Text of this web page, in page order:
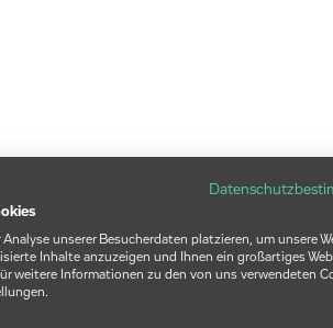
unserer Besucherdaten platzieren, um unsere
Inhalte anzuzeigen und Ihnen ein großartiges
weitere Informationen zu den von uns verwendeten